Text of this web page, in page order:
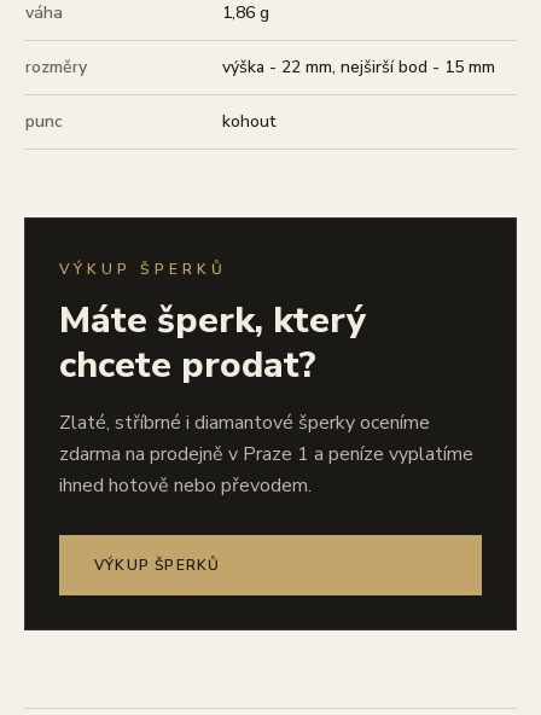
váha 1,86 g
rozměry výška - 22 mm, nejširší bod - 15 mm
punc kohout
VÝKUP ŠPERKŮ
Máte šperk, který
chcete prodat?
Zlaté, stříbrné i diamantové šperky oceníme
zdarma na prodejně v Praze 1 a peníze vyplatíme
ihned hotově nebo převodem.
VÝKUP ŠPERKŮ